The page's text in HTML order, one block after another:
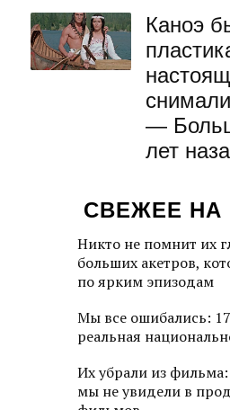
Каноэ
—
лет
СВЕЖЕЕ НА
Никто не помнит их
больших акетров,
по ярким эпизодам
Мы все ошибались:
реальная
Их убрали из
мы не увидели в